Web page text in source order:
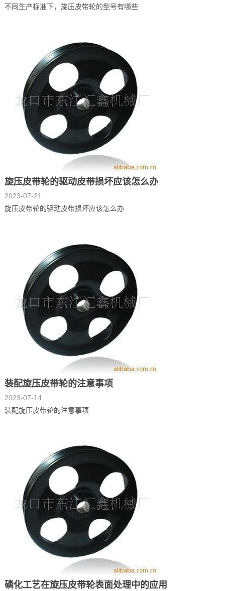
不同生产标准下，旋压皮带轮的型号有哪些
旋压皮带轮的驱动皮带损坏应该怎么办
2023-07-21
旋压皮带轮的驱动皮带损坏应该怎么办
装配旋压皮带轮的注意事项
2023-07-14
装配旋压皮带轮的注意事项
磷化工艺在旋压皮带轮表面处理中的应用